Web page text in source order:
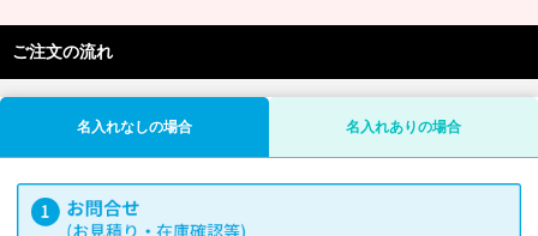
ご注文の流れ
名入れなしの場合 名入れありの場合